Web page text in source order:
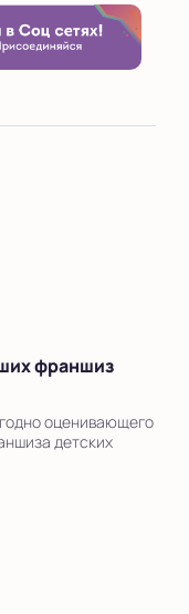
франшиз
оценивающего
детских